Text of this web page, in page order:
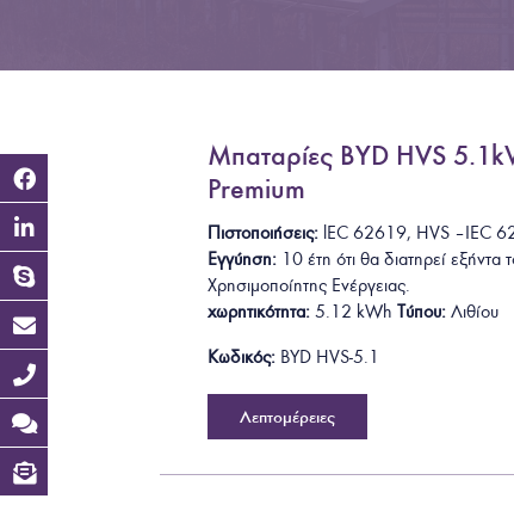
Μπαταρίες BYD HVS
Premium
Πιστοποιήσεις: lEC 62619, HVS – IEC
Εγγύηση: 10 έτη ότι θαδιατηρεί εξήντα
Χρησιμοποίητης Ενέργειας.
χωρητικότητα: 5.12 kWh Τύπου: Λιθίου
Κωδικός: BYD HVS-5.1
Λεπτομέρειες